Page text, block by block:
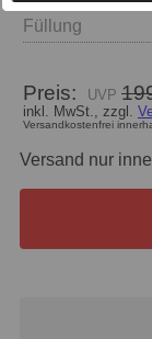
Füllung
Preis:
inkl. MwSt., zzgl.
Versandkostenfrei
Versand nur